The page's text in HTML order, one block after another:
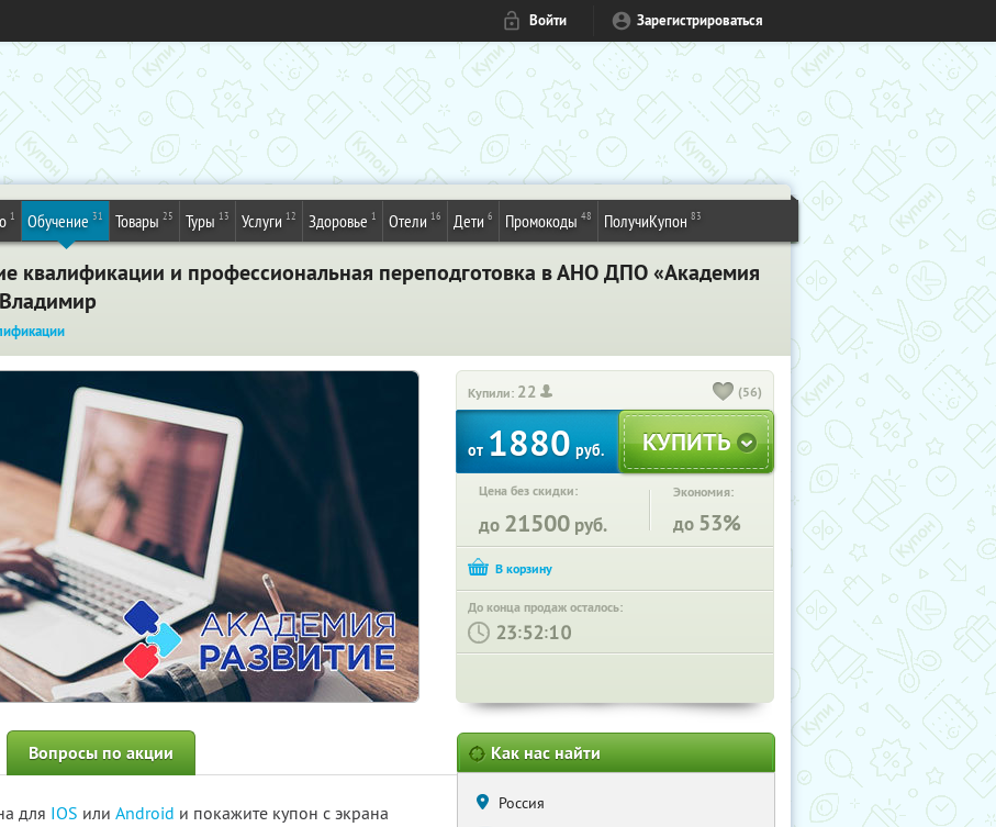
Войти Зарегистрироваться
1 Обучение 31 Товары 25 Туры 13 Услуги 12 Здоровье 1 Отели 16 Дети 6 Промокоды 48 ПолучиКупон 83
квалификации и профессиональная переподготовка в АНО ДПО «Академия
Купили: 22 (56)
от 1880 руб.
Цена без скидки:
до 21500 руб.
Экономия:
до 53%
До конца продаж осталось:
: :
Вопросы по акции
для IOS или Android и покажите купон с экрана
Как нас найти
Россия